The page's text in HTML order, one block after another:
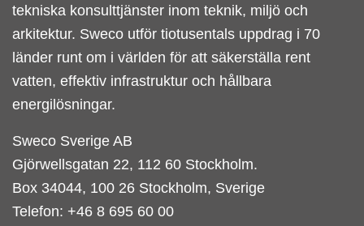
tekniska konsulttjänster inom teknik, miljö och
arkitektur. Sweco utför tiotusentals uppdrag i 70
länder runt om i världen för att säkerställa rent
vatten, effektiv infrastruktur och hållbara
energilösningar.
Sweco Sverige AB
Gjörwellsgatan 22, 112 60 Stockholm.
Box 34044, 100 26 Stockholm, Sverige
Telefon: +46 8 695 60 00